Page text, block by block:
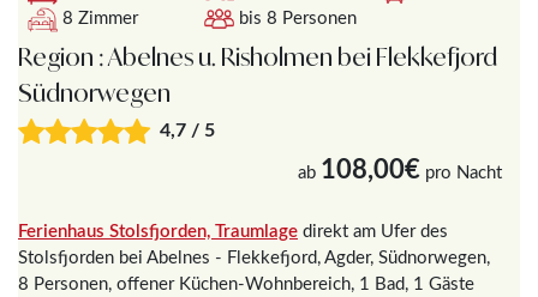
8 Zimmer
bis 8 Personen
Region : Abelnes u. Risholmen bei Flekkefjord
Südnorwegen
4,7 / 5
ab 108,00€ pro Nacht
Ferienhaus Stolsfjorden, Traumlage direkt am Ufer des
Stolsfjorden bei Abelnes - Flekkefjord, Agder, Südnorwegen,
8 Personen, offener Küchen-Wohnbereich, 1 Bad, 1 Gäste